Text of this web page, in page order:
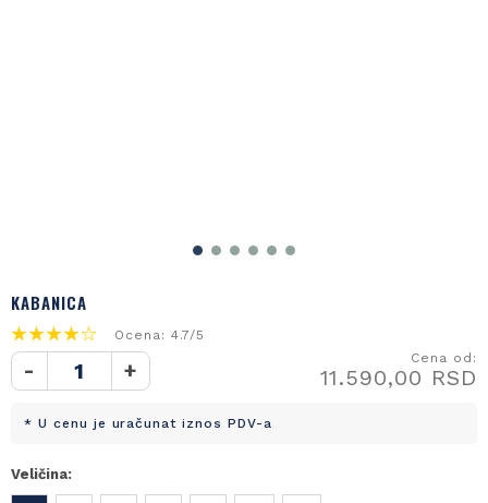
KABANICA
Ocena: 4.7/5
- + Cena od:
11.590,00 RSD
* U cenu je uračunat iznos PDV-a
Veličina: